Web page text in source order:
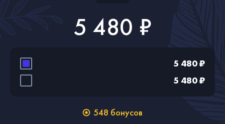
5 480 ₽
5 480 ₽
5 480 ₽
548 бонусов